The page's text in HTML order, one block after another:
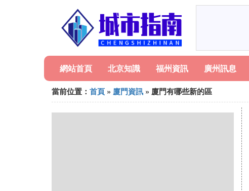
網站首頁 北京知識 福州資訊 廣州訊息
當前位置： 首頁 » 廈門資訊 » 廈門有哪些新的區